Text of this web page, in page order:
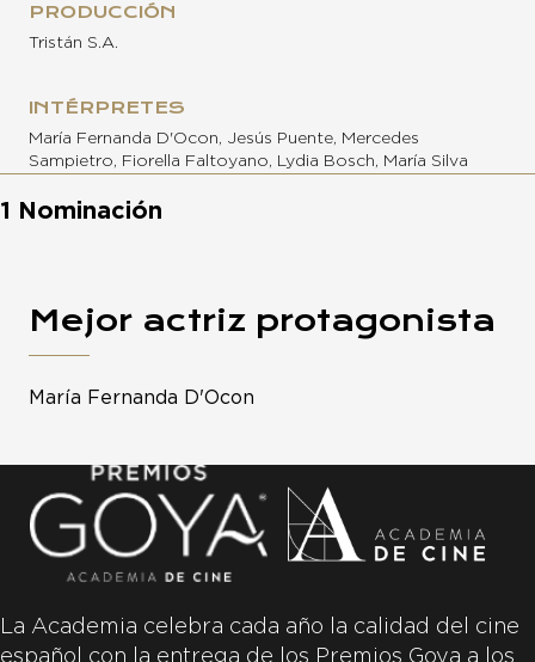
PRODUCCIÓN
Tristán S.A.
INTÉRPRETES
María Fernanda D'Ocon, Jesús Puente, Mercedes
Sampietro, Fiorella Faltoyano, Lydia Bosch, María Silva
1 Nominación
Mejor actriz protagonista
María Fernanda D'Ocon
La Academia celebra cada año la calidad del cine
español con la entrega de los Premios Goya a los